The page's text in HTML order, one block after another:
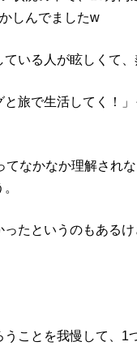
しんでましたw
いる人が眩しくて、
旅で生活してく！
なかなか理解され
たというのもある
ことを我慢して、1